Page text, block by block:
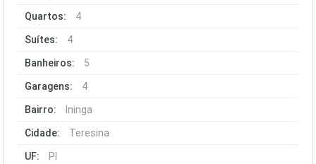
Quartos: 4
Suítes: 4
Banheiros: 5
Garagens: 4
Bairro: Ininga
Cidade: Teresina
UF: PI